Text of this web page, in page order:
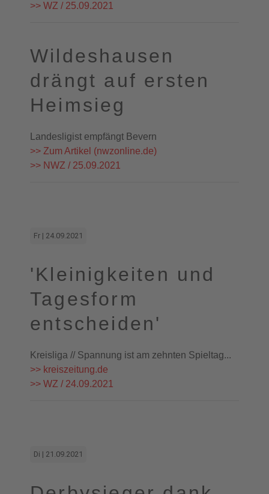
>> WZ / 25.09.2021
Wildeshausen
drängt auf ersten
Heimsieg
Landesligist empfängt Bevern
>> Zum Artikel (nwzonline.de)
>> NWZ / 25.09.2021
Fr | 24.09.2021
'Kleinigkeiten und
Tagesform
entscheiden'
Kreisliga // Spannung ist am zehnten Spieltag...
>> kreiszeitung.de
>> WZ / 24.09.2021
Di | 21.09.2021